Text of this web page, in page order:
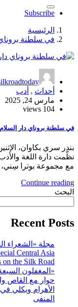
Subscribe
الرئيسية
في سلطنة
أحداث , أدب
مارس 24, 2025
104 views
في سلطنة بروناي دار
نظّمت دارة اللغة
مع مجموعة بوترا سِني،
Continue reading
البحث
Recent Posts
مجلة «الشعراء
Central Asia
the Silk Road”
«المغفلون
حوار مع القاص
الأهرام ويكلي
المنفى